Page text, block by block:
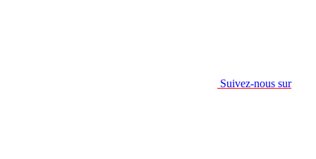
Suivez-nous sur